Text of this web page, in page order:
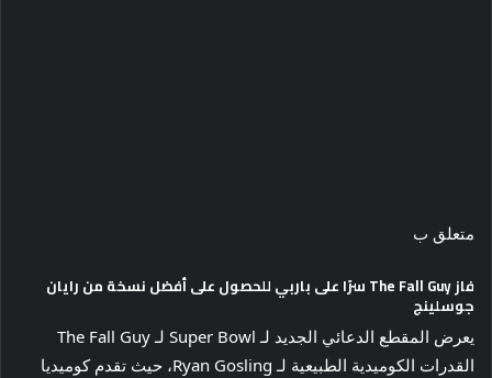
متعلق ب
فاز The Fall Guy سرًا على باربي للحصول على أفضل نسخة من رايان
جوسلينج
يعرض المقطع الدعائي الجديد لـ Super Bowl لـ The Fall Guy
القدرات الكوميدية الطبيعية لـ Ryan Gosling، حيث تقدم كوميديا ​​